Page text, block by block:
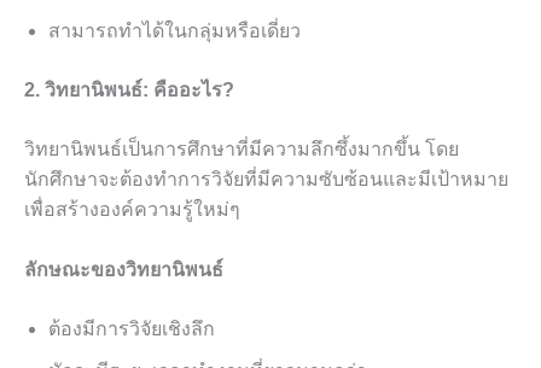
สามารถทำได้ในกลุ่มหรือเดี่ยว
2. วิทยานิพนธ์: คืออะไร?
วิทยานิพนธ์เป็นการศึกษาที่มีความลึกซึ้งมากขึ้น โดย
นักศึกษาจะต้องทำการวิจัยที่มีความซับซ้อนและมีเป้าหมาย
เพื่อสร้างองค์ความรู้ใหม่ๆ
ลักษณะของวิทยานิพนธ์
ต้องมีการวิจัยเชิงลึก